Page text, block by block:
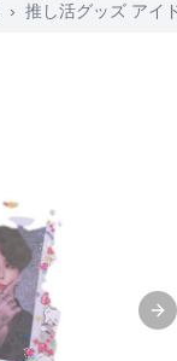
› 推し活グッズ アイ